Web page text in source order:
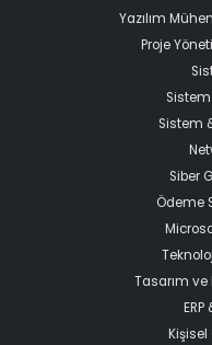
Yazılım
Proje
Sistem
Siber
Ödeme
Tasarım